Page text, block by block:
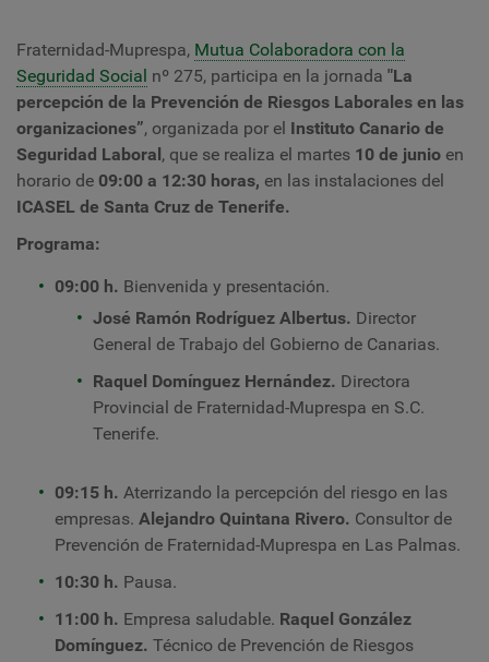
Fraternidad-Muprespa, Mutua Colaboradora con la
Seguridad Social nº 275, participa en la jornada "La
percepción de la Prevención de Riesgos Laborales en las
organizaciones”, organizada por el Instituto Canario de
Seguridad Laboral, que se realiza el martes 10 de junio en
horario de 09:00 a 12:30 horas, en las instalaciones del
ICASEL de Santa Cruz de Tenerife.
Programa:
09:00 h. Bienvenida y presentación.
José Ramón Rodríguez Albertus. Director
General de Trabajo del Gobierno de Canarias.
Raquel Domínguez Hernández. Directora
Provincial de Fraternidad-Muprespa en S.C.
Tenerife.
09:15 h. Aterrizando la percepción del riesgo en las
empresas. Alejandro Quintana Rivero. Consultor de
Prevención de Fraternidad-Muprespa en Las Palmas.
10:30 h. Pausa.
11:00 h. Empresa saludable. Raquel González
Domínguez. Técnico de Prevención de Riesgos